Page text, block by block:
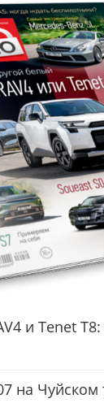
и Tenet T8:
на Чуйском